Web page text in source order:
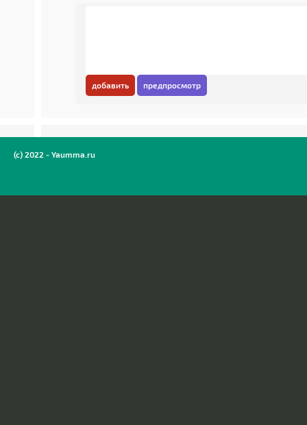
добавить предпросмотр
(c) 2022 - Yaumma.ru